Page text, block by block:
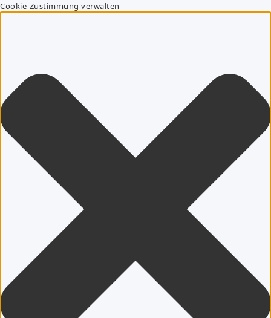
Cookie-Zustimmung verwalten